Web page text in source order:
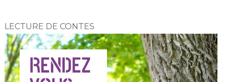
LECTURE DE CONTES